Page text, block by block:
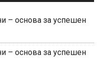
– основа за успешен
– основа за успешен